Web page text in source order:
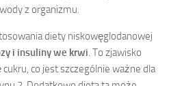
z organizmu.
diety niskowęglodanowej
i insuliny we krwi. To zjawisko
co jest szczególnie ważne dla